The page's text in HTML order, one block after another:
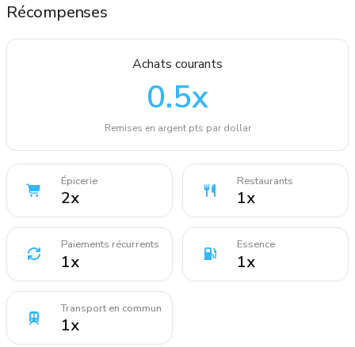
Récompenses
Achats courants
0.5x
Remises en argent pts par dollar
Épicerie
2x
Restaurants
1x
Paiements récurrents
1x
Essence
1x
Transport en commun
1x